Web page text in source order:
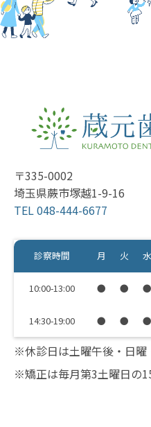
〒335-0002
埼玉県蕨市塚越1-9-16
TEL 048-444-6677
診察時間 月 火 水
10:00-13:00 ● ● ●
14:30-19:00 ● ● ●
※休診日は土曜午後・日曜
※矯正は毎月第3土曜日の